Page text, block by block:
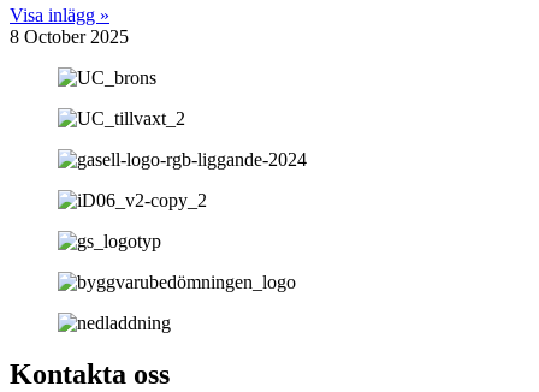
Visa inlägg »
8 October 2025
Kontakta oss